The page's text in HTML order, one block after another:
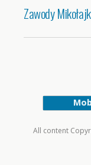
Zawody
All content